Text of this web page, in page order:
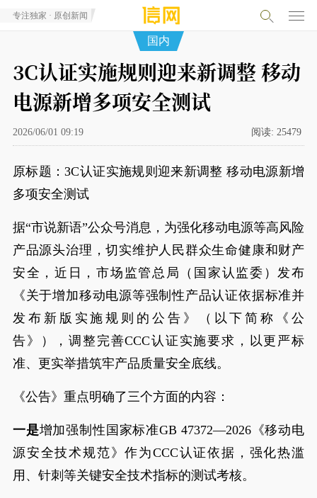
专注独家 · 原创新闻
国内
3C认证实施规则迎来新调整 移动
电源新增多项安全测试
2026/06/01 09:19 阅读: 25479
原标题：3C认证实施规则迎来新调整 移动电源新增
多项安全测试
据“市说新语”公众号消息，为强化移动电源等高风险
产品源头治理，切实维护人民群众生命健康和财产
安全，近日，市场监管总局（国家认监委）发布
《关于增加移动电源等强制性产品认证依据标准并
发布新版实施规则的公告》（以下简称《公
告》），调整完善CCC认证实施要求，以更严标
准、更实举措筑牢产品质量安全底线。
《公告》重点明确了三个方面的内容：
一是增加强制性国家标准GB 47372—2026《移动电
源安全技术规范》作为CCC认证依据，强化热滥
用、针刺等关键安全技术指标的测试考核。